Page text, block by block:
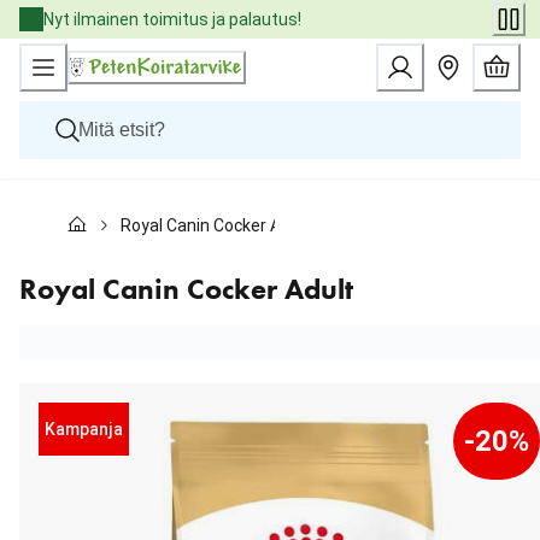
Skip
to
Content
Nyt ilmainen toimitus ja palautus!
Kissat
Eläinlääkäriruoat
Tuotemerkit
Royal Canin Cocker Adult
Royal Canin Cocker Adult
Kampanja -20%